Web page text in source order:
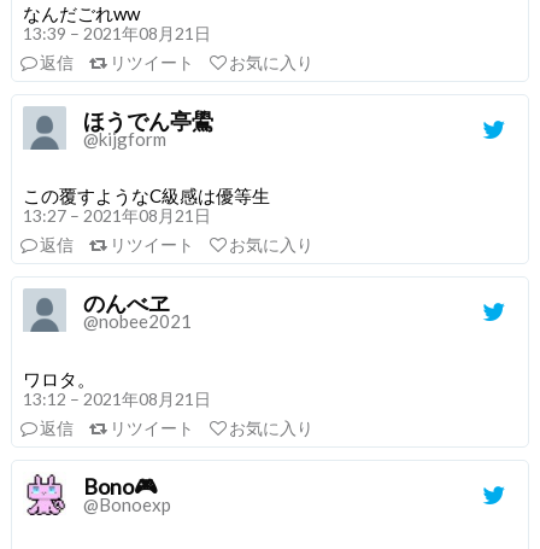
なんだごれww
13:39 – 2021年08月21日
返信
リツイート お気に入り
ほうでん亭鷽
@kijgform
この覆すようなC級感は優等生
13:27 – 2021年08月21日
返信
リツイート お気に入り
のんべヱ
@nobee2021
ワロタ。
13:12 – 2021年08月21日
返信
リツイート お気に入り
Bono🎮
@Bonoexp